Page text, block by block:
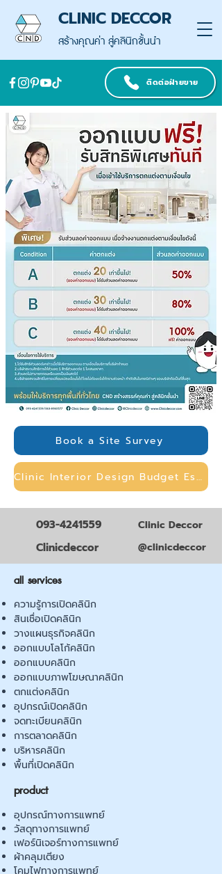
สร้างคุณค่า สู่คลินิกชั้นนำ
CLINIC DECCOR
ติดต่อฝ่ายขาย
Book a Site Survey
Clinic Interior Design Budget Estimation
093-4241559
Clinicdeccor
Clinic Deccor
@clinicdeccor
all services
ความรู้การเปิดคลินิก
สินเชื่อเปิดคลินิก
วางแผนธุรกิจคลินิก
ออกแบบโลโก้คลินิก
ออกแบบคลินิก
ออกแบบภาพโฆษณาคลินิก
ตกแต่งคลินิก
อุปกรณ์เปิดคลินิก
จดทะเบียนคลินิก
การตลาดคลินิก
บริหารคลินิก
พื้นที่เปิดคลินิก
product
อุปกรณ์ทางการแพทย์
วัสดุทางการแพทย์
เฟอร์นิเจอร์ทางการแพทย์
ผ้าคลุมเตียง
โคมไฟทางการแพทย์